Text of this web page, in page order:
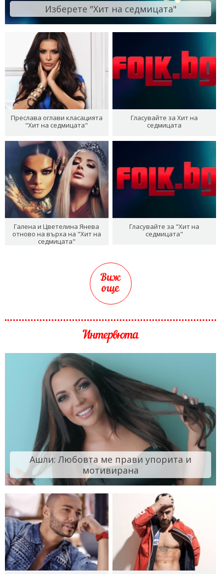
Изберете "Хит на седмицата"
Преслава оглави класацията
"Хит на седмицата"
Гласувайте за Хит на
седмицата
Галена и Цветелина Янева
отново на върха на "Хит на
седмицата"
Гласувайте за "Хит на
седмицата"
Виж
още
Интервюта
Ашли: Любовта ме прави упорита и
мотивирана